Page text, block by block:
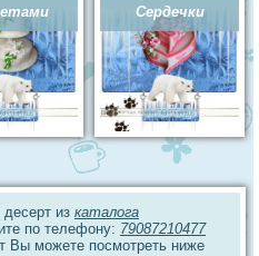
Сердечки
из каталога
по телефону: 79087210477
Вы можете посмотреть ниже